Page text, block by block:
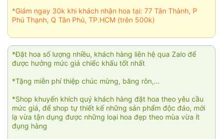
*Giảm ngay 30k khi khách nhận hoa tại: 77 Tân Thành, P
Phú Thạnh, Q Tân Phú, TP.HCM (trên 500k)
*Đặt hoa số lượng nhiều, khách hàng liên hệ qua Zalo để
được hưởng mức giá chiếc khấu tốt nhất
*Tặng miễn phí thiệp chúc mừng, băng rôn,...
*Shop khuyến khích quý khách hàng đặt hoa theo yêu cầu
mức giá, để shop tự thiết kế những sản phẩm độc đáo, mới
lạ vừa tận dụng được những loại hoa đẹp theo mùa vừa ít
đụng hàng